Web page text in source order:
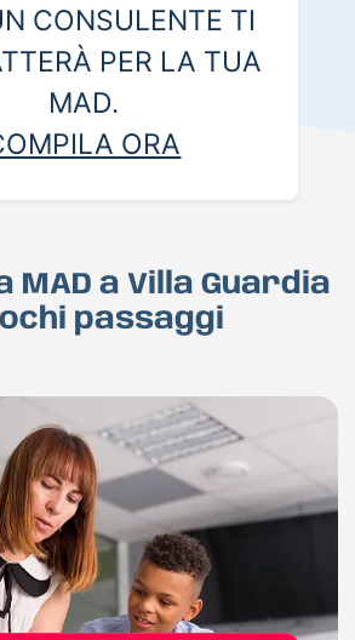
CONSULENTE TI
PER LA TUA
MAD.
ORA
MAD a Villa Guardia
passaggi